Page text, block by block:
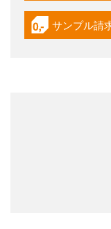
igus-icon-
サンプル請